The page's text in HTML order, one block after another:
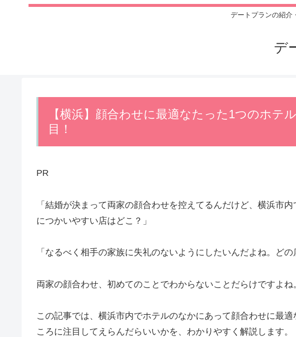
デートプランの紹介
デ
【横浜】顔合わせに最適なたった1つのホテ
目！
PR
「結婚が決まって両家の顔合わせを控えてるんだけど、横浜市
につかいやすい店はどこ？」
「なるべく相手の家族に失礼のないようにしたいんだよね。ど
両家の顔合わせ、初めてのことでわからないことだらけですよね
この記事では、横浜市内でホテルのなかにあって顔合わせに最
ころに注目してえらんだらいいかを、わかりやすく解説します。